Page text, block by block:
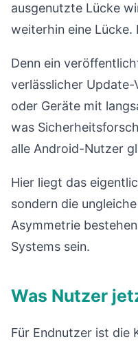
ausgenutzte Lücke
weiterhin eine
Denn ein
verlässlicher
oder Geräte mit
was
alle Android-Nutzer
Hier liegt das
sondern die
Asymmetrie
Systems sein.
Was Nutzer
Für Endnutzer ist die